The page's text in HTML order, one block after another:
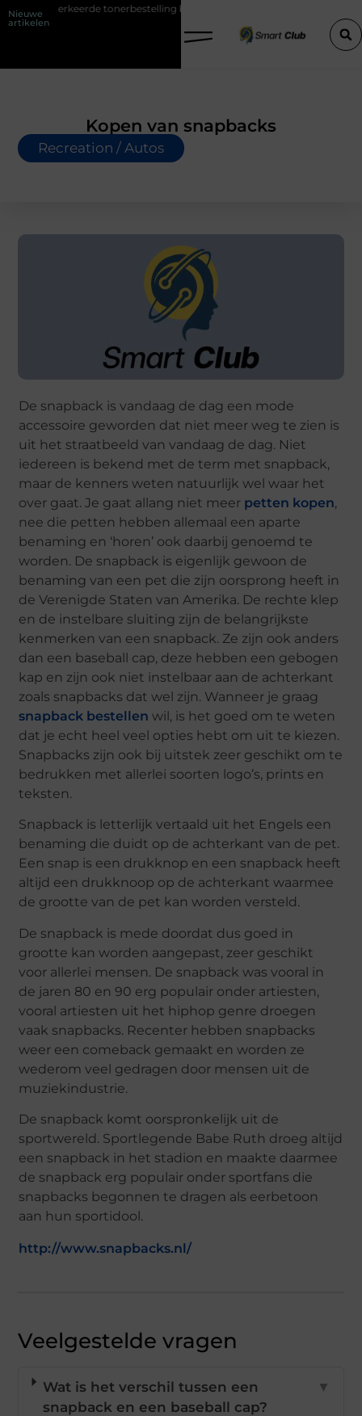
Nieuwe
artikelen
tonerbestelling bij HP printers
Kopen van snapbacks
Recreation / Autos
De snapback is vandaag de dag een mode
accessoire geworden dat niet meer weg te zien is
uit het straatbeeld van vandaag de dag. Niet
iedereen is bekend met de term met snapback,
maar de kenners weten natuurlijk wel waar het
over gaat. Je gaat allang niet meer petten kopen,
nee die petten hebben allemaal een aparte
benaming en ‘horen’ ook daarbij genoemd te
worden. De snapback is eigenlijk gewoon de
benaming van een pet die zijn oorsprong heeft in
de Verenigde Staten van Amerika. De rechte klep
en de instelbare sluiting zijn de belangrijkste
kenmerken van een snapback. Ze zijn ook anders
dan een baseball cap, deze hebben een gebogen
kap en zijn ook niet instelbaar aan de achterkant
zoals snapbacks dat wel zijn. Wanneer je graag
snapback bestellen wil, is het goed om te weten
dat je echt heel veel opties hebt om uit te kiezen.
Snapbacks zijn ook bij uitstek zeer geschikt om te
bedrukken met allerlei soorten logo’s, prints en
teksten.
Snapback is letterlijk vertaald uit het Engels een
benaming die duidt op de achterkant van de pet.
Een snap is een drukknop en een snapback heeft
altijd een drukknoop op de achterkant waarmee
de grootte van de pet kan worden versteld.
De snapback is mede doordat dus goed in
grootte kan worden aangepast, zeer geschikt
voor allerlei mensen. De snapback was vooral in
de jaren 80 en 90 erg populair onder artiesten,
vooral artiesten uit het hiphop genre droegen
vaak snapbacks. Recenter hebben snapbacks
weer een comeback gemaakt en worden ze
wederom veel gedragen door mensen uit de
muziekindustrie.
De snapback komt oorspronkelijk uit de
sportwereld. Sportlegende Babe Ruth droeg altijd
een snapback in het stadion en maakte daarmee
de snapback erg populair onder sportfans die
snapbacks begonnen te dragen als eerbetoon
aan hun sportidool.
http://www.snapbacks.nl/
Veelgestelde vragen
Wat is het verschil tussen een
snapback en een baseball cap?
▼